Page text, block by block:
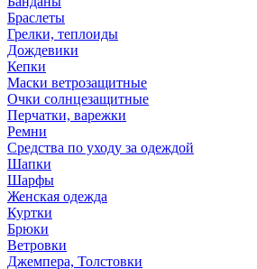
Браслеты
Грелки, теплоиды
Дождевики
Кепки
Маски ветрозащитные
Очки солнцезащитные
Перчатки, варежки
Ремни
Средства по уходу за одеждой
Шапки
Шарфы
Женская одежда
Куртки
Брюки
Ветровки
Джемпера, Толстовки